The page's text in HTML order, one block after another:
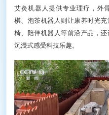
艾灸机器人提供专业理疗，外
棋、泡茶机器人则让康养时光
椅、陪伴机器人等前沿产品，
沉浸式感受科技乐趣。